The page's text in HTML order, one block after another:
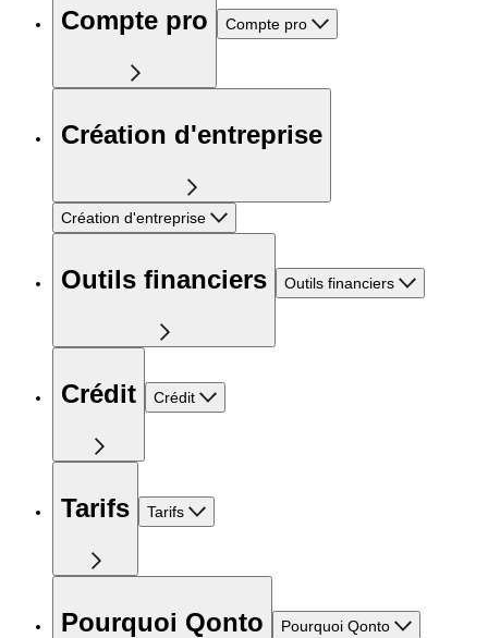
Compte pro Compte pro
Création d'entreprise
Création d'entreprise
Outils financiers Outils financiers
Crédit Crédit
Tarifs Tarifs
Pourquoi Qonto Pourquoi Qonto